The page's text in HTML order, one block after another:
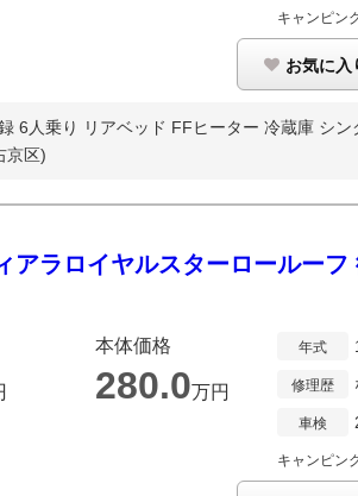
キャンピン
お気に入
6人乗り リアベッド FFヒーター 冷蔵庫 シン
京区)
アラロイヤルスターロールー
本体価格
280.0万円
年式
修理歴
車検
キャンピン